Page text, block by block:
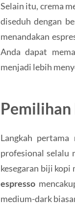
Selain itu, crema
diseduh dengan
menandakan
Anda dapat
menjadi lebih
Pemilihan
Langkah
profesional selalu
kesegaran biji
espresso
medium-dark